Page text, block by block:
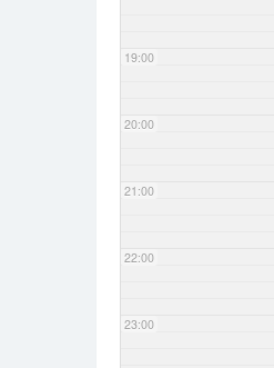
19:00
20:00
21:00
22:00
23:00